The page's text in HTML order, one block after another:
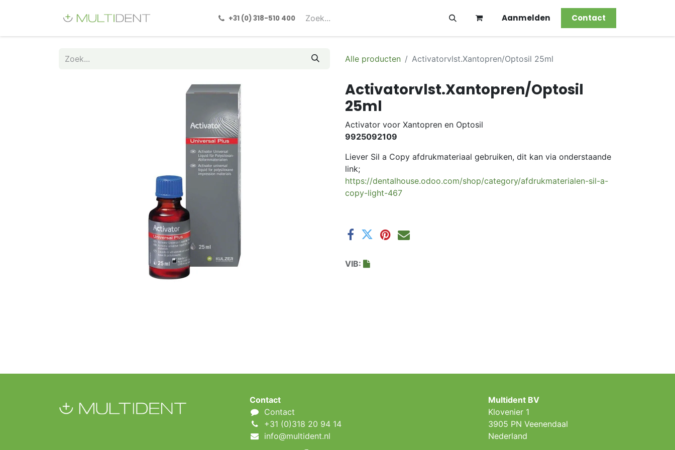
Formulieren
+31 (0) 318-510 400​​ Aanmelden Contact
Alle producten Activatorvlst.Xantopren/Optosil 25ml
Activatorvlst.Xantopren/Optosil
25ml
Activator voor Xantopren en Optosil
9925092109
Liever Sil a Copy afdrukmateriaal gebruiken, dit kan via onderstaande
link;
https://dentalhouse.odoo.com/shop/category/afdrukmaterialen-sil-a-
copy-light-467
VIB:
Contact
Contact
+31 (0)318 20 94 14
info@multident.nl
Multident BV
Klovenier 1
3905 PN Veenendaal
Nederland ​